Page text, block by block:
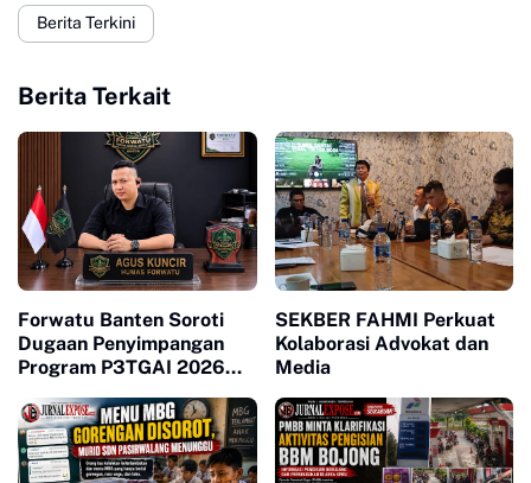
Berita Terkini
Berita Terkait
Forwatu Banten Soroti
Dugaan Penyimpangan
Program P3TGAI 2026
SEKBER FAHMI Perkuat
Kolaborasi Advokat dan
Media